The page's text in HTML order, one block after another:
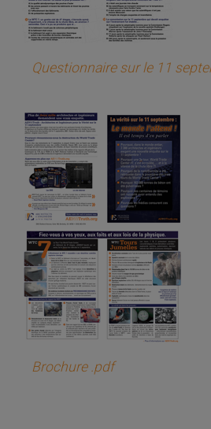
Questionnaire sur le 11
Brochure .pdf